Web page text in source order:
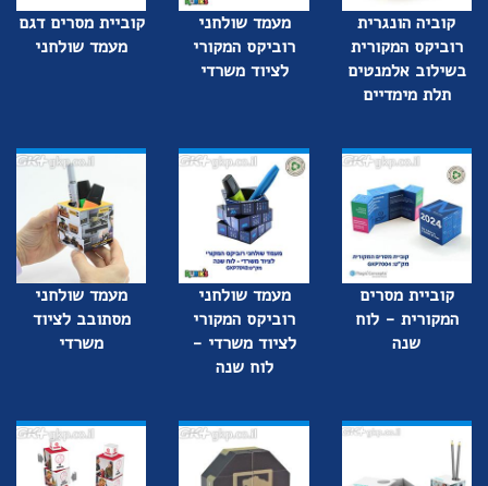
קוביה הונגרית
רוביקס המקורית
בשילוב אלמנטים
תלת מימדיים
מעמד שולחני
רוביקס המקורי
לציוד משרדי
קוביית מסרים דגם
מעמד שולחני
קוביית מסרים
המקורית - לוח
שנה
מעמד שולחני
רוביקס המקורי
לציוד משרדי -
לוח שנה
מעמד שולחני
מסתובב לציוד
משרדי